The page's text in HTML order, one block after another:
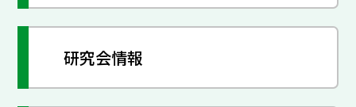
研究会情報